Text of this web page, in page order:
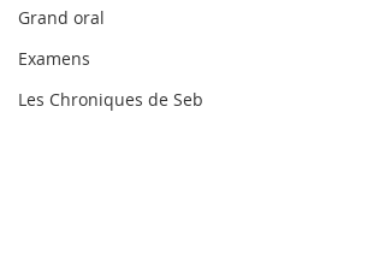
Grand oral
Examens
Les Chroniques de Seb